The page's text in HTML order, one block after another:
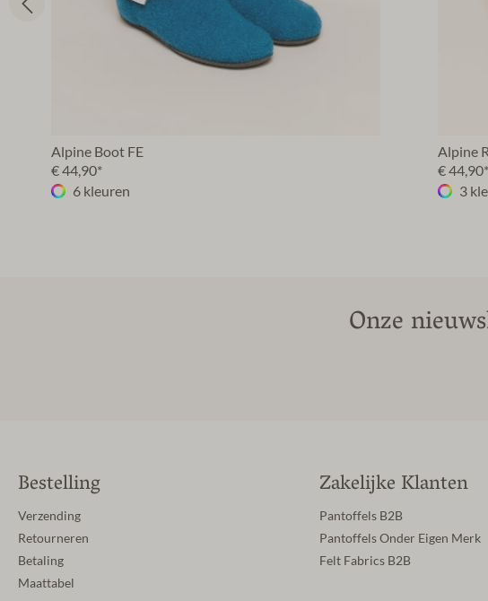
Alpine Boot FE
€ 44,90*
6 kleuren
Alpine
€ 44,90*
3
Onze
Bestelling
Verzending
Retourneren
Betaling
Maattabel
Zakelijke Klanten
Pantoffels B2B
Pantoffels Onder Eigen Merk
Felt Fabrics B2B